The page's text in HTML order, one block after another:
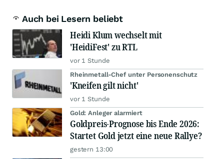
Auch bei Lesern beliebt
Heidi Klum wechselt mit
'HeidiFest' zu RTL
vor 1 Stunde
Rheinmetall-Chef unter Personenschutz
'Kneifen gilt nicht'
vor 1 Stunde
Gold: Anleger alarmiert
Goldpreis-Prognose bis Ende 2026:
Startet Gold jetzt eine neue Rallye?
gestern 13:00